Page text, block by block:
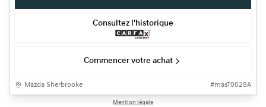
Consultez l'historique
Commencer votre achat
Mazda Sherbrooke #masT0028A
Mention légale